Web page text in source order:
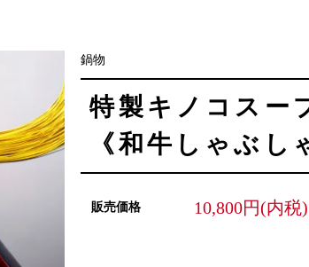
鍋物
特製キノコスー
《和牛しゃぶし
販売価格 10,800円(内税)